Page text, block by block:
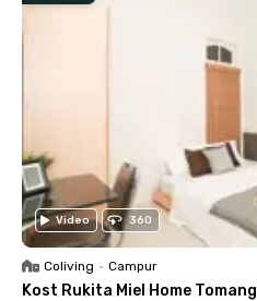
Video 360
Coliving • Campur
Kost Rukita Miel Home Tomang